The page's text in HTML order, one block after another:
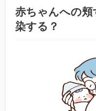
赤ちゃんへの
染する？